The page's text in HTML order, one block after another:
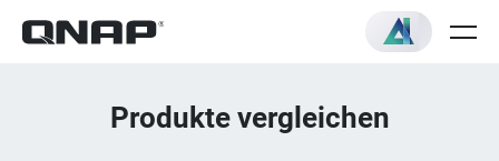
Produkte vergleichen